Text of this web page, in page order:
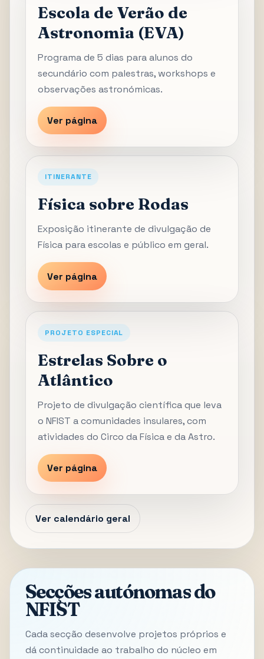
Escola de Verão de
Astronomia (EVA)
Programa de 5 dias para alunos do
secundário com palestras, workshops e
observações astronómicas.
Ver página
ITINERANTE
Física sobre Rodas
Exposição itinerante de divulgação de
Física para escolas e público em geral.
Ver página
PROJETO ESPECIAL
Estrelas Sobre o
Atlântico
Projeto de divulgação científica que leva
o NFIST a comunidades insulares, com
atividades do Circo da Física e da Astro.
Ver página
Ver calendário geral
Secções autónomas do
NFIST
Cada secção desenvolve projetos próprios e
dá continuidade ao trabalho do núcleo em